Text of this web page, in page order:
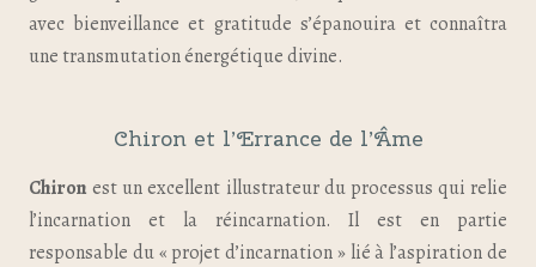
avec bienveillance et gratitude s’épanouira et connaîtra
une transmutation énergétique divine.
Chiron et l’Errance de l’Âme
Chironest un excellent illustrateur du processus qui relie
l’incarnation et la réincarnation. Il est en partie
responsable du « projet d’incarnation » lié à l’aspiration de